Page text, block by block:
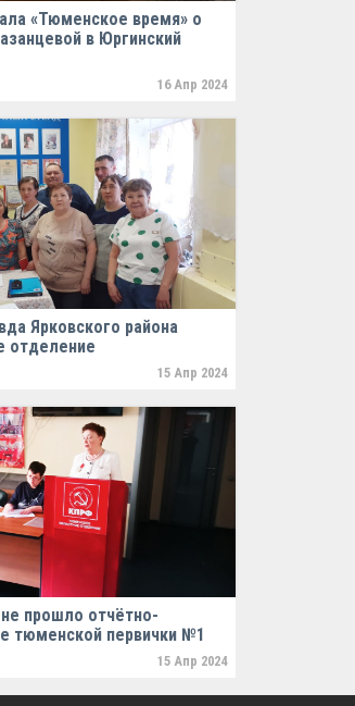
«Тюменское время» о
в Юргинский
16 Апр 2024
Ярковского района
отделение
15 Апр 2024
прошло отчётно-
тюменской первички №1
15 Апр 2024